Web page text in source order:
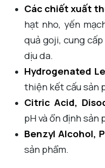
Các chiết xuất
hạt nho, yến
quả goji, cung
dịu da.
Hydrogenated
thiện kết cấu sản
Citric Acid,
pH và ổn định sản
Benzyl Alcohol,
sản phẩm.